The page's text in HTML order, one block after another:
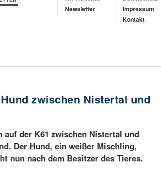
Newsletter
Impressum
Kontakt
zwischen Nistertal und
der K61 zwischen Nistertal und
Der Hund, ein weißer Mischling,
nun nach dem Besitzer des Tieres.